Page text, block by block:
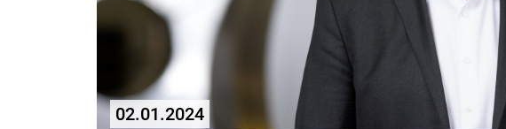
02.01.2024